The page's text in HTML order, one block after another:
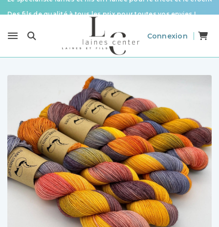
Le spécialiste laines et fils en France pour le tricot et le crochet
Connexion